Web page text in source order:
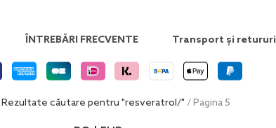
ÎNTREBĂRI FRECVENTE Transport și retururi
Rezultate căutare pentru "resveratrol/" / Pagina 5